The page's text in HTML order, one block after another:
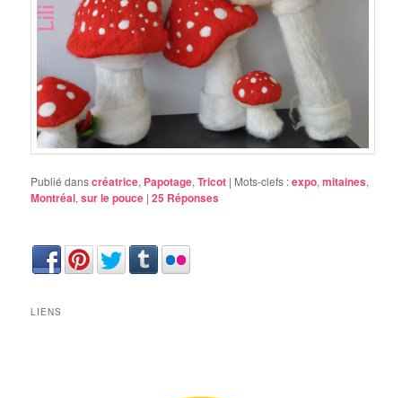
Publié danscréatrice, Papotage,Tricot | Mots-clefs :expo,mitaines,
Montréal,sur le pouce |25 Réponses
LIENS